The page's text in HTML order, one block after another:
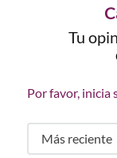
Tu
Por favor, inicia
Más reciente